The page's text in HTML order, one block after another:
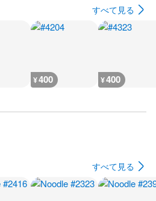
すべて見る
¥400 ¥400
すべて見る